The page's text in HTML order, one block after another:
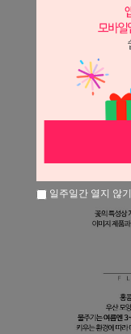
일주일간 열지 않기